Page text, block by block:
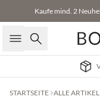
Kaufe mind. 2
Suche
STARTSEITE ALLE